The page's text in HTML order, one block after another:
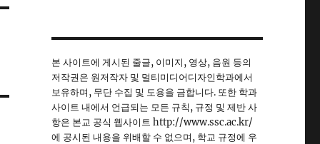
본 사이트에 게시된 줄글, 이미지, 영상, 음원 등의
저작권은 원저작자 및 멀티미디어디자인학과에서
보유하며, 무단 수집 및 도용을 금합니다. 또한 학과
사이트 내에서 언급되는 모든 규칙, 규정 및 제반 사
항은 본교 공식 웹사이트 http://www.ssc.ac.kr/
에 공시된 내용을 위배할 수 없으며, 학교 규정에 우